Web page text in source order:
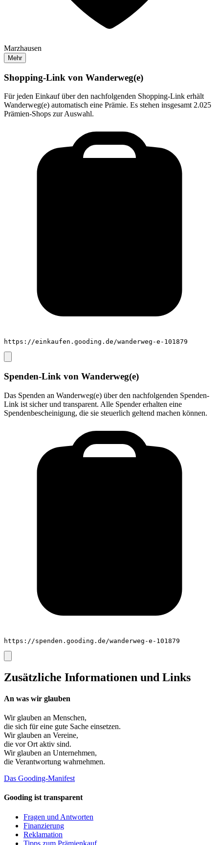
Marzhausen
Mehr
Shopping-Link von Wanderweg(e)
Für jeden Einkauf über den nachfolgenden Shopping-Link erhält
Wanderweg(e) automatisch eine Prämie. Es stehen insgesamt 2.025
Prämien-Shops zur Auswahl.
https://einkaufen.gooding.de/wanderweg-e-101879
Spenden-Link von Wanderweg(e)
Das Spenden an Wanderweg(e) über den nachfolgenden Spenden-
Link ist sicher und transparent. Alle Spender erhalten eine
Spendenbescheinigung, die sie steuerlich geltend machen können.
https://spenden.gooding.de/wanderweg-e-101879
Zusätzliche Informationen und Links
An was wir glauben
Wir glauben an Menschen,
die sich für eine gute Sache einsetzen.
Wir glauben an Vereine,
die vor Ort aktiv sind.
Wir glauben an Unternehmen,
die Verantwortung wahrnehmen.
Das Gooding-Manifest
Gooding ist transparent
Fragen und Antworten
Finanzierung
Reklamation
Tipps zum Prämienkauf